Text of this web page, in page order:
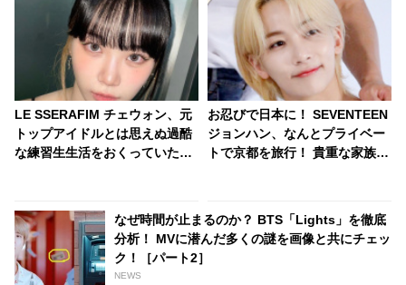
LE SSERAFIM チェウォン、元
トップアイドルとは思えぬ過酷
な練習生生活をおくっていた！
したんだね」
お忍びで日本に！ SEVENTEEN
ジョンハン、なんとプライベー
トで京都を旅行！ 貴重な家族と
なぜ時間が止まるのか？ BTS「Lights」を徹底
分析！ MVに潜んだ多くの謎を画像と共にチェッ
ク！［パート2］
NEWS